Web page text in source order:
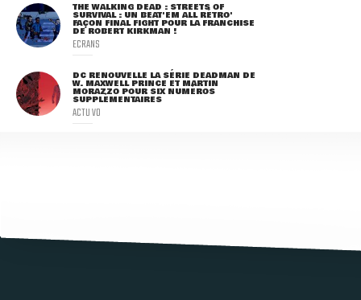
THE WALKING DEAD : STREETS OF
SURVIVAL : UN BEAT'EM ALL RÉTRO'
FAÇON FINAL FIGHT POUR LA FRANCHISE
DE ROBERT KIRKMAN !
ECRANS
DC RENOUVELLE LA SÉRIE DEADMAN DE
W. MAXWELL PRINCE ET MARTIN
MORAZZO POUR SIX NUMÉROS
SUPPLÉMENTAIRES
ACTU VO